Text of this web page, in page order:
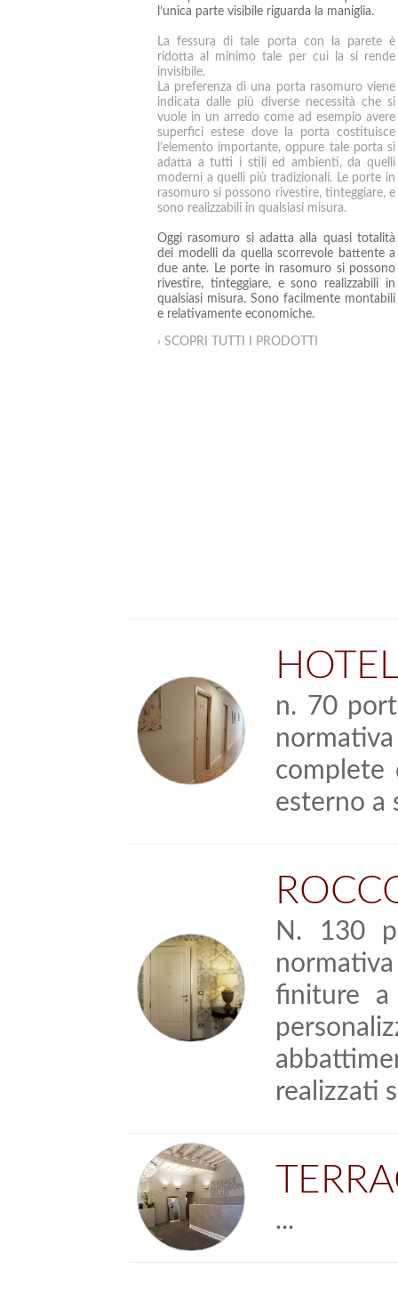
l’unica parte visibile riguarda la maniglia.
La fessura di tale porta con la parete è
ridotta al minimo tale per cui la si rende
invisibile.
La preferenza di una porta rasomuro viene
indicata dalle più diverse necessità che si
vuole in un arredo come ad esempio avere
superfici estese dove la porta costituisce
l’elemento importante, oppure tale porta si
adatta a tutti i stili ed ambienti, da quelli
moderni a quelli più tradizionali. Le porte in
rasomuro si possono rivestire, tinteggiare, e
sono realizzabili in qualsiasi misura.
Oggi rasomuro si adatta alla quasi totalità
dei modelli da quella scorrevole battente a
due ante. Le porte in rasomuro si possono
rivestire, tinteggiare, e sono realizzabili in
qualsiasi misura. Sono facilmente montabili
e relativamente economiche.
› SCOPRI TUTTI I PRODOTTI
n. 70
complete
esterno a
N. 130
finiture a
realizzati
...